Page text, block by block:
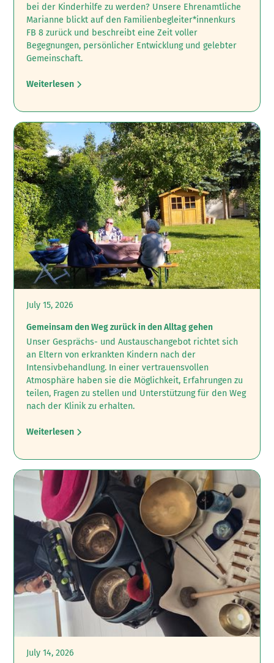
bei der Kinderhilfe zu werden? ‍Unsere Ehrenamtliche
Marianne blickt auf den Familienbegleiter*innenkurs
FB 8 zurück und beschreibt eine Zeit voller
Begegnungen, persönlicher Entwicklung und gelebter
Gemeinschaft.
Weiterlesen
July 15, 2026
Gemeinsam den Weg zurück in den Alltag gehen
Unser Gesprächs- und Austauschangebot richtet sich
an Eltern von erkrankten Kindern nach der
Intensivbehandlung.‍ In einer vertrauensvollen
Atmosphäre haben sie die Möglichkeit, Erfahrungen zu
teilen, Fragen zu stellen und Unterstützung für den Weg
nach der Klinik zu erhalten.
Weiterlesen
July 14, 2026